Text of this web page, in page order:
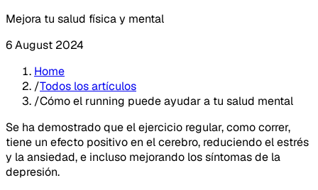
Mejora tu salud física y mental
6 August 2024
Home
/Todos los artículos
/Cómo el running puede ayudar a tu salud mental
Se ha demostrado que el ejercicio regular, como correr,
tiene un efecto positivo en el cerebro, reduciendo el estrés
y la ansiedad, e incluso mejorando los síntomas de la
depresión.